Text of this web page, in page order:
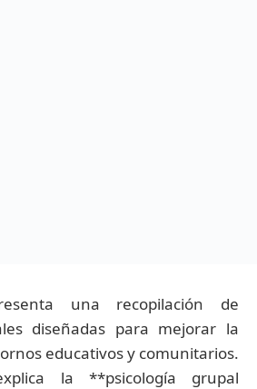
una recopilación de
diseñadas para mejorar la
educativos y comunitarios.
la **psicología grupal